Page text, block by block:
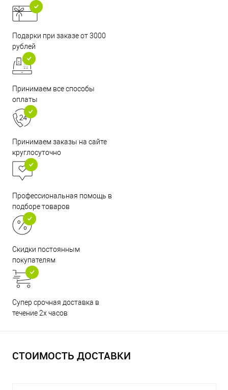
Подарки при заказе от 3000
рублей
Принимаем все способы
оплаты
Принимаем заказы на сайте
круглосуточно
Профессиональная помощь в
подборе товаров
Скидки постоянным
покупателям
Супер срочная доставка в
течение 2х часов
СТОИМОСТЬ ДОСТАВКИ